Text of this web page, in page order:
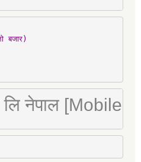
बजार)
लि नेपाल [Mobile